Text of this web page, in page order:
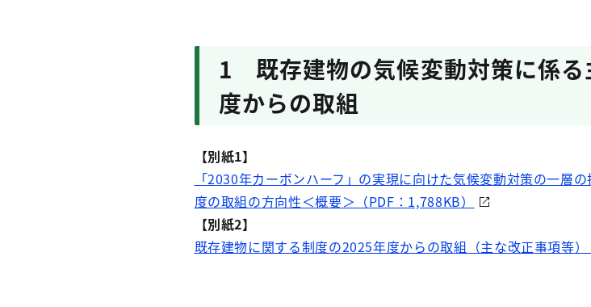
1 既存建物の気候変動対策に係る
度からの取組
【別紙1】
「2030年カーボンハーフ」の実現に向けた気候変動対策の一層
度の取組の方向性＜概要＞（PDF：1,788KB）
【別紙2】
既存建物に関する制度の2025年度からの取組（主な改正事項等）